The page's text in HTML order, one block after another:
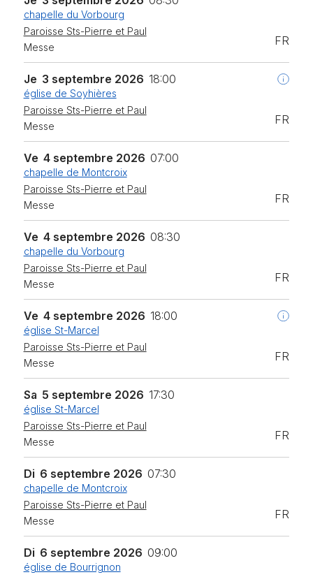
chapelle du Vorbourg
Paroisse Sts-Pierre et Paul
Messe
FR
Je 3 septembre 2026 18:00
église de Soyhières
Paroisse Sts-Pierre et Paul
Messe
FR
Ve 4 septembre 2026 07:00
chapelle de Montcroix
Paroisse Sts-Pierre et Paul
Messe
FR
Ve 4 septembre 2026 08:30
chapelle du Vorbourg
Paroisse Sts-Pierre et Paul
Messe
FR
Ve 4 septembre 2026 18:00
église St-Marcel
Paroisse Sts-Pierre et Paul
Messe
FR
Sa 5 septembre 2026 17:30
église St-Marcel
Paroisse Sts-Pierre et Paul
Messe
FR
Di 6 septembre 2026 07:30
chapelle de Montcroix
Paroisse Sts-Pierre et Paul
Messe
FR
Di 6 septembre 2026 09:00
église de Bourrignon